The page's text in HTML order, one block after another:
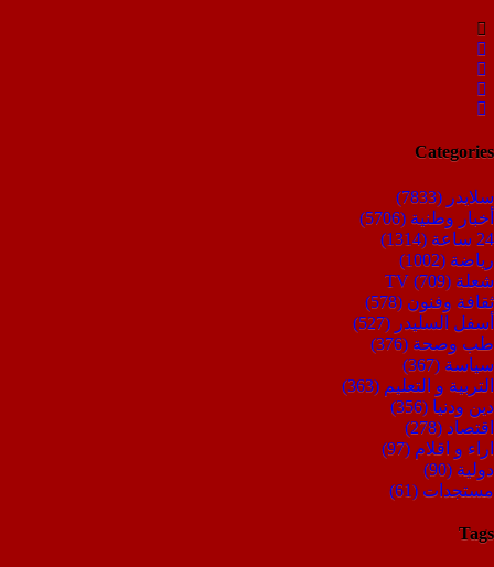
Categories
سلايدر (7833)
أخبار وطنية (5706)
24 ساعة
(1314)
رياضة (1002)
شعلة TV (709)
ثقافة وفنون (578)
أسفل السليدر (527)
طب وصحة (376)
سياسة (367)
التربية و التعليم (363)
دين ودنيا (356)
اقتصاد (278)
اراء و اقلام (97)
دولية (90)
مستجدات (61)
Tags